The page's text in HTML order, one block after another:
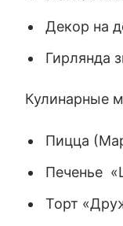
Декор на
Гирлянда
Кулинарные
Пицца
Печенье
Торт